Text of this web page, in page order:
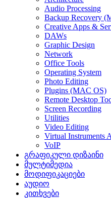
Audio Processing
Backup Recovery
Creative Apps &
DAWs
Graphic Design
Network
Office Tools
Operating System
Photo Editing
Plugins (MAC OS)
Remote Desktop
Screen Recording
Utilities
Video Editing
Virtual Instruments
VoIP
გრაფიკული დიზაინი
მულტიმედია
მოდიფიკაციები
აუდიო
კითხვები